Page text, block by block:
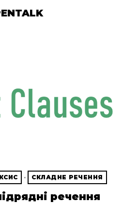
· СКЛАДНЕ РЕЧЕННЯ
речення